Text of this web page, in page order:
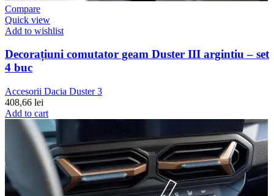
Compare
Quick view
Add to wishlist
Decorațiuni comutator geam Duster III argintiu – set
4 buc
Accesorii Dacia Duster 3
408,66 lei
Add to cart